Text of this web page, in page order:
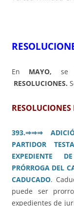
En MAYO, se
RESOLUCIONES.
393.⇒⇒⇒
PARTIDOR
EXPEDIENTE
PRÓRROGA DEL
CADUCADO.
puede ser
expedientes de